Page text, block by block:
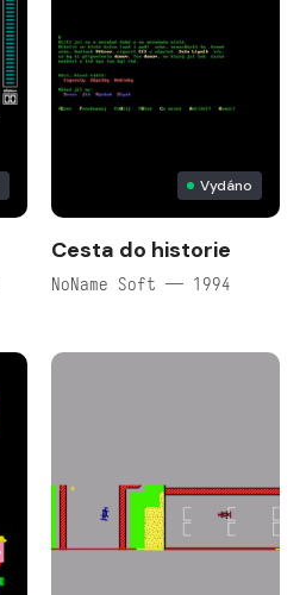
Vydáno
Cesta do historie
NoName Soft — 1994